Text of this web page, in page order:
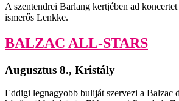
A szentendrei Barlang kertjében ad
ismerős Lenkke.
BALZAC ALL-STARS
Augusztus 8., Kristály
Eddigi legnagyobb buliját szervezi a Balzac